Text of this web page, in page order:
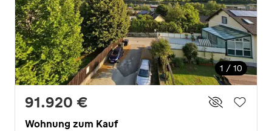
1 / 10
91.920 €
Wohnung zum Kauf